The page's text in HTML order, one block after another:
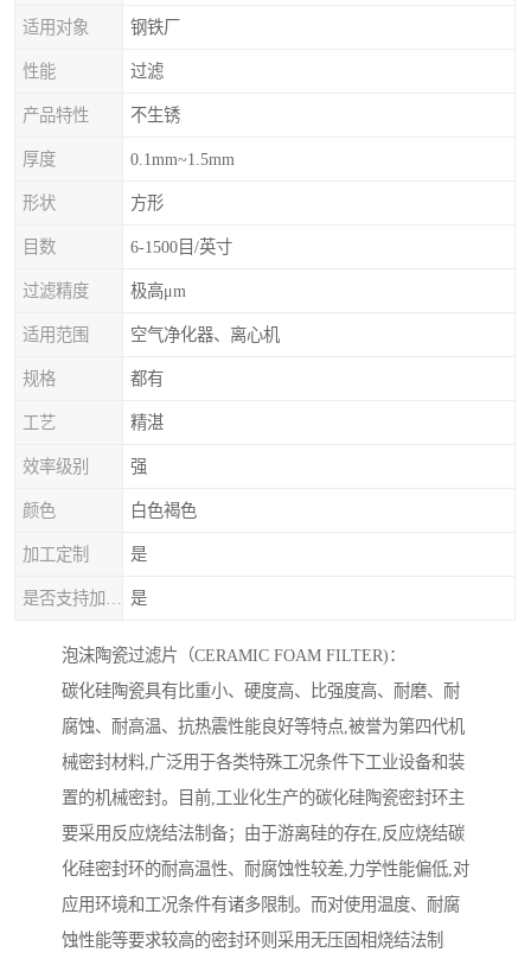
适用对象 钢铁厂
性能 过滤
产品特性 不生锈
厚度 0.1mm~1.5mm
形状 方形
目数 6-1500目/英寸
过滤精度 极高μm
适用范围 空气净化器、离心机
规格 都有
工艺 精湛
效率级别 强
颜色 白色褐色
加工定制 是
是
泡沫陶瓷过滤片（CERAMIC FOAM FILTER)：
碳化硅陶瓷具有比重小、硬度高、比强度高、耐磨、耐
腐蚀、耐高温、抗热震性能良好等特点,被誉为第四代机
械密封材料,广泛用于各类特殊工况条件下工业设备和装
置的机械密封。目前,工业化生产的碳化硅陶瓷密封环主
要采用反应烧结法制备；由于游离硅的存在,反应烧结碳
化硅密封环的耐高温性、耐腐蚀性较差,力学性能偏低,对
应用环境和工况条件有诸多限制。而对使用温度、耐腐
蚀性能等要求较高的密封环则采用无压固相烧结法制